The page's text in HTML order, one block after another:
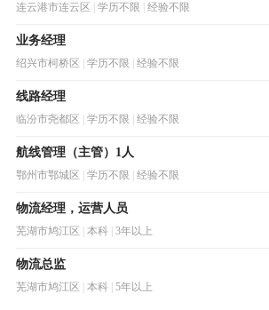
连云港市连云区 学历不限 经验不限
业务经理
绍兴市柯桥区 学历不限 经验不限
线路经理
临汾市尧都区 学历不限 经验不限
航线管理（主管）1人
鄂州市鄂城区 学历不限 经验不限
物流经理，运营人员
芜湖市鸠江区 本科 3年以上
物流总监
芜湖市鸠江区 本科 5年以上